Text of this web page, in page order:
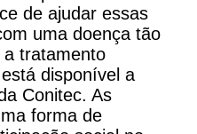
de ajudar essas
uma doença tão
tratamento
disponível a
Conitec. As
forma de